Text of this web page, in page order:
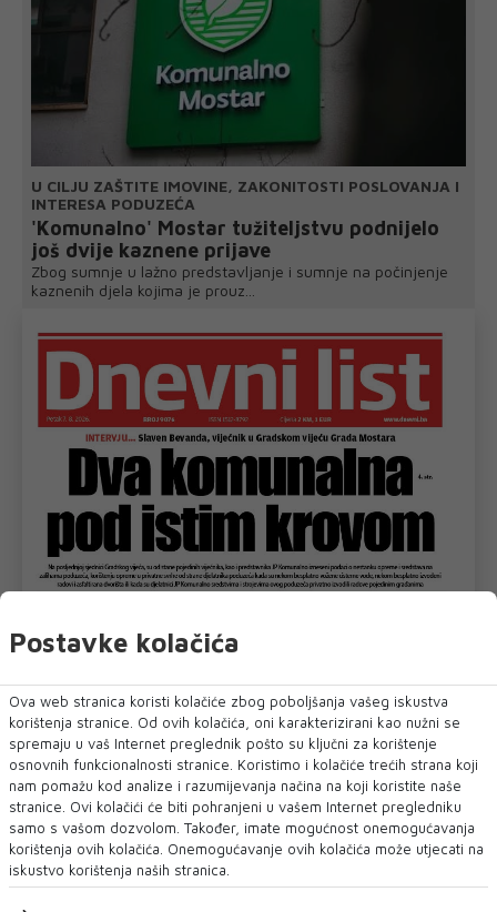
U CILJU ZAŠTITE IMOVINE, ZAKONITOSTI POSLOVANJA I
INTERESA PODUZEĆA
'Komunalno' Mostar tužiteljstvu podnijelo
još dvije kaznene prijave
Zbog sumnje u lažno predstavljanje i sumnje na počinjenje
kaznenih djela kojima je prouz...
Postavke kolačića
Ova web stranica koristi kolačiće zbog poboljšanja vašeg iskustva
korištenja stranice. Od ovih kolačića, oni karakterizirani kao nužni se
spremaju u vaš Internet preglednik pošto su ključni za korištenje
osnovnih funkcionalnosti stranice. Koristimo i kolačiće trećih strana koji
nam pomažu kod analize i razumijevanja načina na koji koristite naše
stranice. Ovi kolačići će biti pohranjeni u vašem Internet pregledniku
samo s vašom dozvolom. Također, imate mogućnost onemogućavanja
korištenja ovih kolačića. Onemogućavanje ovih kolačića može utjecati na
iskustvo korištenja naših stranica.